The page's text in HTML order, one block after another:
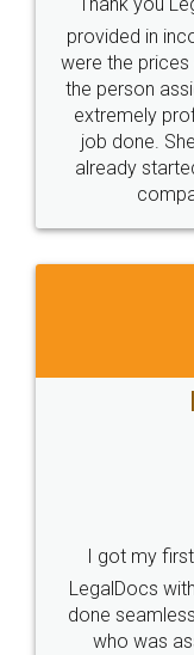
provided in
were the
the person
extremely
job done.
already
I got my
LegalDocs
done
who was